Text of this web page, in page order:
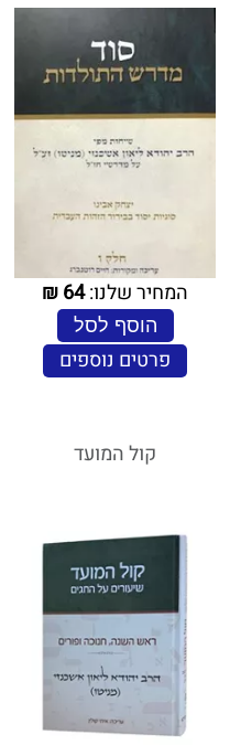
המחיר שלנו:64
₪
הוסף לסל
פרטים נוספים
קול המועד